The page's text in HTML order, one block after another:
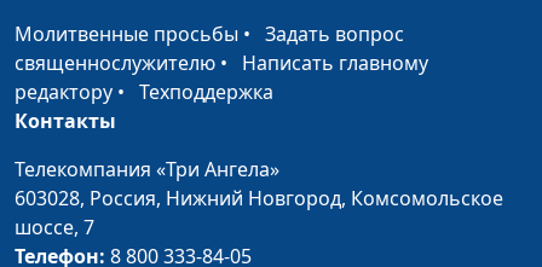
священнослужитель,
историк, богослов
Святые подвижники
и Святой Бог
Олег Габрусевич,
историк, богослов,
Александр Богданенков,
филолог, литературовед
Молитвенные просьбы • Задать вопрос
священнослужителю • Написать главному
редактору • Техподдержка
Контакты
Телекомпания «Три Ангела»
603028, Россия, Нижний Новгород, Комсомольское
шоссе, 7
Телефон: 8 800 333-84-05